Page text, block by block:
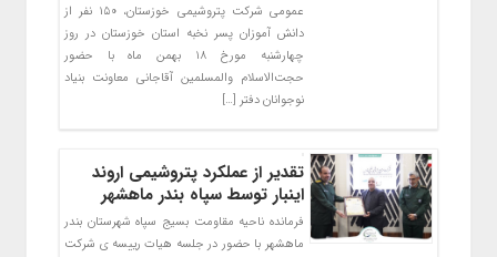
عمومی شرکت پتروشیمی خوزستان، ۱۵۰ نفر از
دانش آموزان پسر نخبه استان خوزستان در روز
چهارشنبه مورخ ۱۸ بهمن ماه با حضور
حجت‌الاسلام والمسلمین آقاجانی معاونت بنیاد
نوجوانان دفتر […]
تقدیر از عملکرد پتروشیمی اروند
اینبار توسط سپاه بندر ماهشهر
فرمانده ناحیه مقاومت بسیج سپاه شهرستان بندر
ماهشهر با حضور در جلسه هیات رییسه ی شرکت